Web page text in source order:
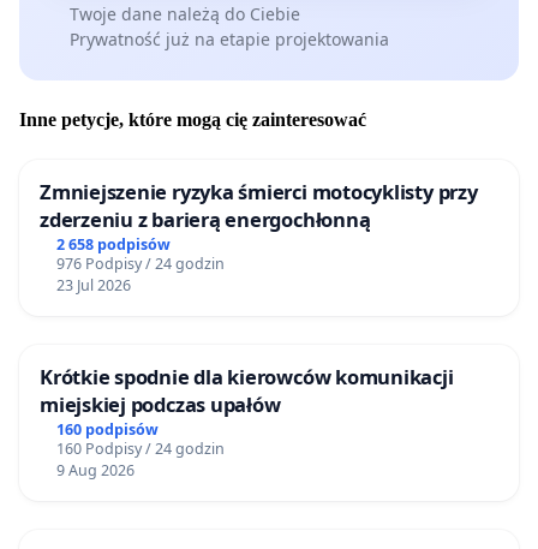
Twoje dane należą do Ciebie
Prywatność już na etapie projektowania
Inne petycje, które mogą cię zainteresować
Zmniejszenie ryzyka śmierci motocyklisty przy
zderzeniu z barierą energochłonną
2 658 podpisów
976 Podpisy / 24 godzin
23 Jul 2026
Krótkie spodnie dla kierowców komunikacji
miejskiej podczas upałów
160 podpisów
160 Podpisy / 24 godzin
9 Aug 2026